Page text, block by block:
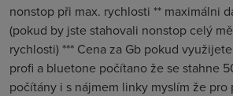
nonstop při max. rychlosti ** maximálni
(pokud by jste stahovali nonstop celý
rychlosti) *** Cena za Gb pokud
profi a bluetone počítano že se stahne
počítány i s nájmem linky myslím že pro